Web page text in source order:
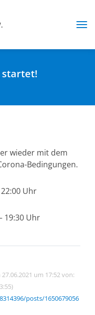
startet!
wieder mit dem
Bedingungen.
Uhr
19:30 Uhr
um 17:52 von:
posts/1650679056